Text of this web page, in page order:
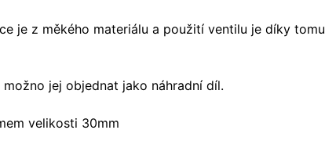
je z měkého materiálu a použití ventilu je díky tomu
jej objednat jako náhradní díl.
velikosti 30mm